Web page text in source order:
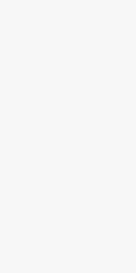
Hydraderm Extra
крем «Комфорт